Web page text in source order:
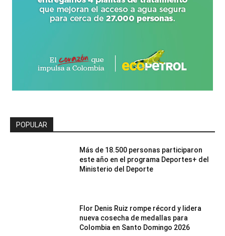
POPULAR
Más de 18.500 personas participaron
este año en el programa Deportes+ del
Ministerio del Deporte
Flor Denis Ruiz rompe récord y lidera
nueva cosecha de medallas para
Colombia en Santo Domingo 2026